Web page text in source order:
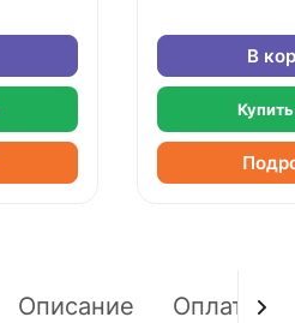
В
Описание Оплата